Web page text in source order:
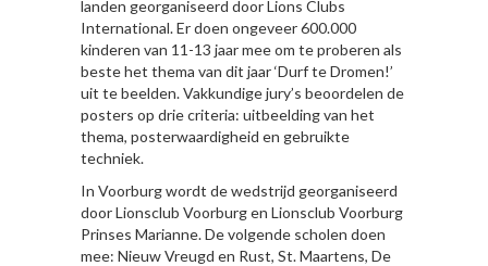
landen georganiseerd door Lions Clubs
International. Er doen ongeveer 600.000
kinderen van 11-13 jaar mee om te proberen als
beste het thema van dit jaar ‘Durf te Dromen!’
uit te beelden. Vakkundige jury’s beoordelen de
posters op drie criteria: uitbeelding van het
thema, posterwaardigheid en gebruikte
techniek.
In Voorburg wordt de wedstrijd georganiseerd
door Lionsclub Voorburg en Lionsclub Voorburg
Prinses Marianne. De volgende scholen doen
mee: Nieuw Vreugd en Rust, St. Maartens, De